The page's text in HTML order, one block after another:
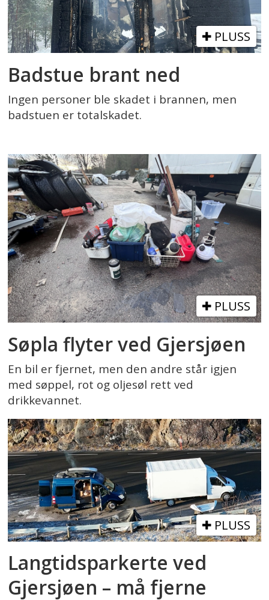
PLUSS
Badstue brant ned
Ingen personer ble skadet i brannen, men
badstuen er totalskadet.
PLUSS
Søpla flyter ved Gjersjøen
En bil er fjernet, men den andre står igjen
med søppel, rot og oljesøl rett ved
drikkevannet.
PLUSS
Langtidsparkerte ved
Gjersjøen – må fjerne